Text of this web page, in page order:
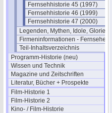
Fernsehhistorie 45 (1997)
Fernsehhistorie 46 (1999)
Fernsehhistorie 47 (2000)
Legenden, Mythen, Idole, Glorie
Firmeninformationen - Fernsehen
Teil-Inhaltsverzeichnis
Programm-Historie (neu)
Wissen und Technik
Magazine und Zeitschriften
Literatur, Bücher + Prospekte
Film-Historie 1
Film-Historie 2
Kino- / Film-Historie